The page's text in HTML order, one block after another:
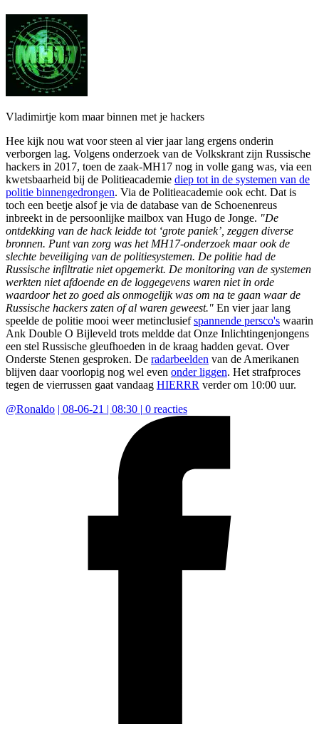
Vladimirtje kom maar binnen met je hackers
Hee kijk nou wat voor steen al vier jaar lang ergens onderin
verborgen lag. Volgens onderzoek van de Volkskrant zijn Russische
hackers in 2017, toen de zaak-MH17 nog in volle gang was, via een
kwetsbaarheid bij de Politieacademie diep tot in de systemen van de
politie binnengedrongen. Via de Politieacademie ook echt. Dat is
toch een beetje alsof je via de database van de Schoenenreus
inbreekt in de persoonlijke mailbox van Hugo de Jonge. "De
ontdekking van de hack leidde tot ‘grote paniek’, zeggen diverse
bronnen. Punt van zorg was het MH17-onderzoek maar ook de
slechte beveiliging van de politiesystemen. De politie had de
Russische infiltratie niet opgemerkt. De monitoring van de systemen
werkten niet afdoende en de loggegevens waren niet in orde
waardoor het zo goed als onmogelijk was om na te gaan waar de
Russische hackers zaten of al waren geweest." En vier jaar lang
speelde de politie mooi weer metinclusiefspannende persco's waarin
Ank Double O Bijleveld trots meldde dat Onze Inlichtingenjongens
een stel Russische gleufhoeden in de kraag hadden gevat. Over
Onderste Stenen gesproken. De radarbeelden van de Amerikanen
blijven daar voorlopig nog wel even onder liggen. Het strafproces
tegen de vierrussen gaat vandaag HIERRR verder om 10:00 uur.
@Ronaldo | 08-06-21 | 08:30 | 0 reacties